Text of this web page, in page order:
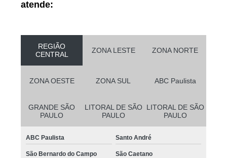
atende:
REGIÃO
CENTRAL
ZONA LESTE ZONA NORTE
ZONA OESTE ZONA SUL ABC Paulista
GRANDE SÃO
PAULO
LITORAL DE SÃO
PAULO
LITORAL DE SÃO
PAULO
ABC Paulista Santo André
São Bernardo do Campo São Caetano